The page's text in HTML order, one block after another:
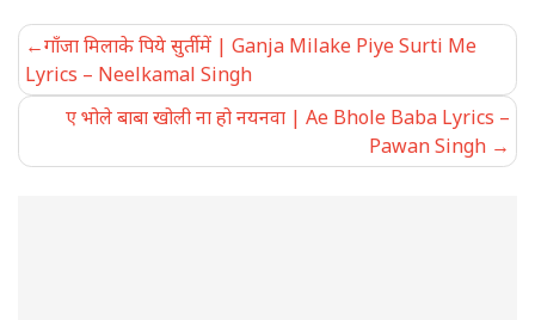
Post
navigation
गाँजा मिलाके पिये सुर्ती में | Ganja Milake Piye Surti Me
Lyrics – Neelkamal Singh
ए भोले बाबा खोली ना हो नयनवा | Ae Bhole Baba Lyrics –
Pawan Singh